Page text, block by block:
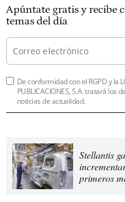
Apúntate gratis y recibe
temas del día
De conformidad con el RGPD y la
PUBLICACIONES, S.A. tratará los
noticias de actualidad.
Stellantis
primeros